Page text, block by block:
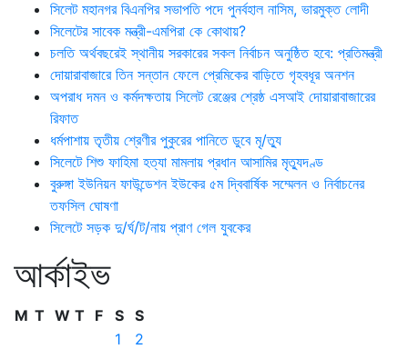
সিলেট মহানগর বিএনপির সভাপতি পদে পুনর্বহাল নাসিম, ভারমুক্ত লোদী
সিলেটের সাবেক মন্ত্রী-এমপিরা কে কোথায়?
চলতি অর্থবছরেই স্থানীয় সরকারের সকল নির্বাচন অনুষ্ঠিত হবে: প্রতিমন্ত্রী
দোয়ারাবাজারে তিন সন্তান ফেলে প্রেমিকের বাড়িতে গৃহবধূর অনশন
অপরাধ দমন ও কর্মদক্ষতায় সিলেট রেঞ্জের শ্রেষ্ঠ এসআই দোয়ারাবাজারের
রিফাত
ধর্মপাশায় তৃতীয় শ্রেণীর পুকুরের পানিতে ডুবে মৃ/ত্যু
সিলেটে শিশু ফাহিমা হত্যা মামলায় প্রধান আসামির মৃত্যুদণ্ড
বুরুঙ্গা ইউনিয়ন ফাউন্ডেশন ইউকের ৫ম দ্বিবার্ষিক সম্মেলন ও নির্বাচনের
তফসিল ঘোষণা
সিলেটে সড়ক দু/র্ঘ/ট/নায় প্রাণ গেল যুবকের
আর্কাইভ
M T W T F S S
1
2